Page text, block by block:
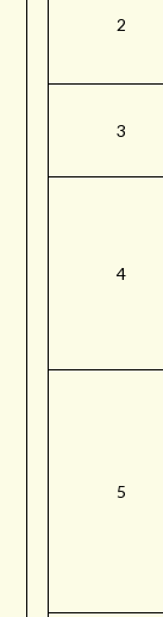
2
3
4
5